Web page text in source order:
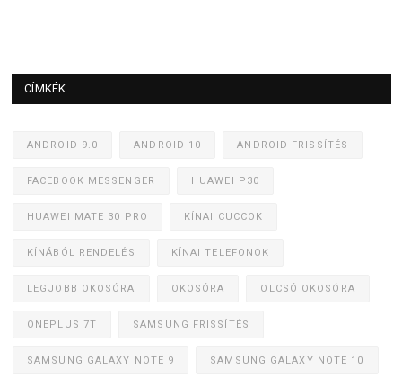
CÍMKÉK
ANDROID 9.0 ANDROID 10 ANDROID FRISSÍTÉS
FACEBOOK MESSENGER HUAWEI P30
HUAWEI MATE 30 PRO KÍNAI CUCCOK
KÍNÁBÓL RENDELÉS KÍNAI TELEFONOK
LEGJOBB OKOSÓRA OKOSÓRA OLCSÓ OKOSÓRA
ONEPLUS 7T SAMSUNG FRISSÍTÉS
SAMSUNG GALAXY NOTE 9 SAMSUNG GALAXY NOTE 10